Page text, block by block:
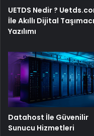
UETDS Nedir ?
İle Akıllı Dijital
Yazılımı
Datahost İle Güvenilir
Sunucu Hizmetleri